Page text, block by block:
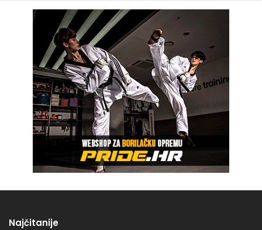
Najčitanije